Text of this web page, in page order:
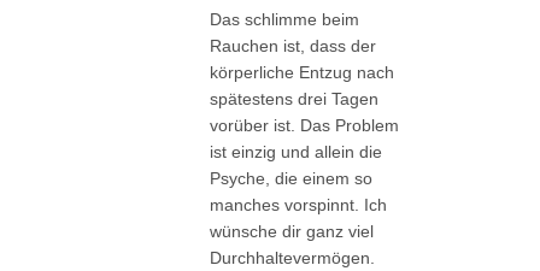
Das schlimme beim
Rauchen ist, dass der
körperliche Entzug nach
spätestens drei Tagen
vorüber ist. Das Problem
ist einzig und allein die
Psyche, die einem so
manches vorspinnt. Ich
wünsche dir ganz viel
Durchhaltevermögen.